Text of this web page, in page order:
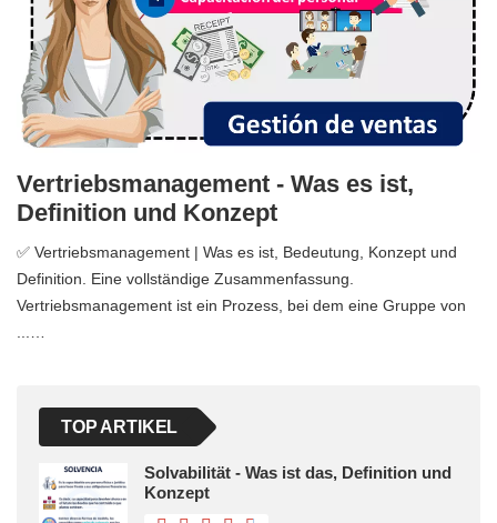
Vertriebsmanagement - Was es ist,
Definition und Konzept
✅ Vertriebsmanagement | Was es ist, Bedeutung, Konzept und
Definition. Eine vollständige Zusammenfassung.
Vertriebsmanagement ist ein Prozess, bei dem eine Gruppe von
...…
TOP ARTIKEL
Solvabilität - Was ist das, Definition und
Konzept